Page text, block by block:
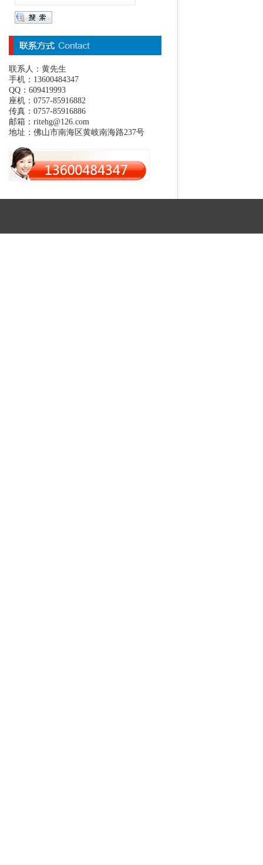
联系人：黄先生
手机：13600484347
QQ：609419993
座机：0757-85916882
传真：0757-85916886
邮箱：ritehg@126.com
地址：佛山市南海区黄岐南海路237号